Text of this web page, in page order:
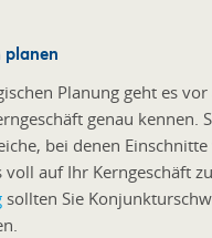
planen
Planung geht es
genau kennen.
bei denen
voll auf Ihr Kerngeschäft
sollten Sie